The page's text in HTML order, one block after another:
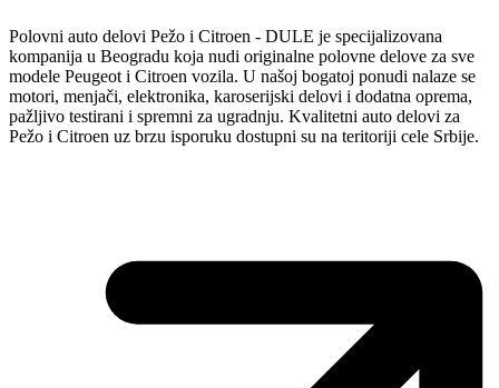
Polovni auto delovi Pežo i Citroen - DULE je specijalizovana
kompanija u Beogradu koja nudi originalne polovne delove za sve
modele Peugeot i Citroen vozila. U našoj bogatoj ponudi nalaze se
motori, menjači, elektronika, karoserijski delovi i dodatna oprema,
pažljivo testirani i spremni za ugradnju. Kvalitetni auto delovi za
Pežo i Citroen uz brzu isporuku dostupni su na teritoriji cele Srbije.